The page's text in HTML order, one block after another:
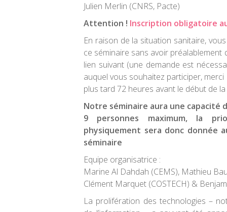
Julien Merlin (CNRS, Pacte)
Attention ! Inscription obligatoire
En raison de la situation sanitaire,
ce séminaire sans avoir préalablement
lien suivant (une demande est
auquel vous souhaitez participer,
plus tard 72 heures avant le début de
Notre séminaire aura une capacité
9 personnes maximum, la
physiquement sera donc donnée
séminaire
Equipe organisatrice :
Marine Al Dahdah (CEMS), Mathieu
Clément Marquet (COSTECH) &
La prolifération des technologies –